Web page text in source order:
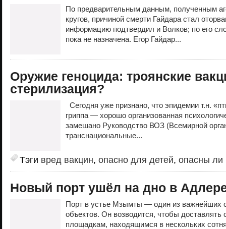
По предварительным данным, полученным
кругов, причиной смерти Гайдара стал
информацию подтвердил и Волков; по его
пока не назначена. Егор Гайдар...
Оружие геноцида: троянские
стерилизация?
Сегодня уже признано, что эпидемии т.н.
гриппа — хорошо организованная
замешано Руководство ВОЗ (Всемирной
транснациональные...
Тэги вред вакцин, опасно для детей, опасны ли
Новый порт ушёл на дно в
Порт в устье Мзымты — один из важнейших
объектов. Он возводится, чтобы доставлять
площадкам, находящимся в нескольких